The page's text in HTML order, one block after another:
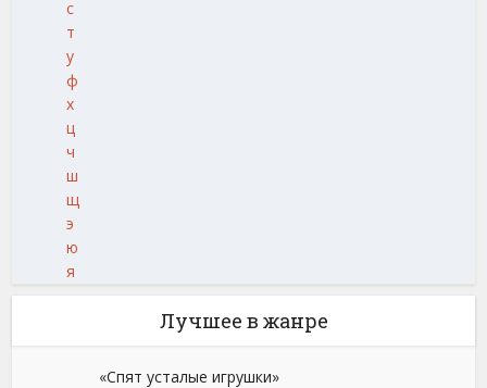
с
т
у
ф
х
ц
ч
ш
щ
э
ю
я
Лучшее в жанре
«Спят усталые игрушки»